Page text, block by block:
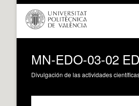
MN-EDO-03-02
Divulgación de las actividades